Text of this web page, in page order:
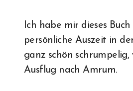
Ich habe mir dieses
persönliche Auszeit in
ganz schön
Ausflug nach Amrum.